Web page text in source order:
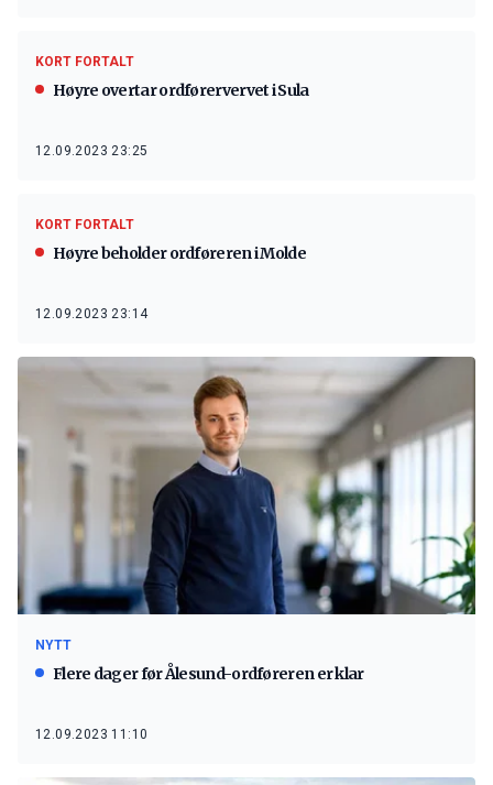
KORT FORTALT
Høyre overtar ordførervervet i Sula
12.09.2023 23:25
KORT FORTALT
Høyre beholder ordføreren i Molde
12.09.2023 23:14
NYTT
Flere dager før Ålesund-ordføreren er klar
12.09.2023 11:10